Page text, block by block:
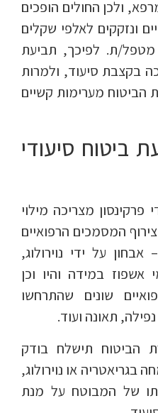
ולכן החולים הופכים
ונזקקים לאלפי שקלים
ת. לפיכך, תביעת
בקצבת סיעוד, ולמרות
הביטוח מערימות קשיים
ביטוח סיעודי
מצריכה מילוי
המסמכים הרפואיים
על ידי נוירולוג,
אשפוז במידה והיו וכן
שונים שהתרחשו
תאונה ועוד.
הביטוח תישלח בודק
או נוירולוג,
של המבוטח על מנת